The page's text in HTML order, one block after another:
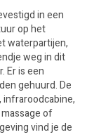
in een
op het
waterpartijen,
weg in dit
Er is een
gehuurd. De
infraroodcabine,
of
vind je de